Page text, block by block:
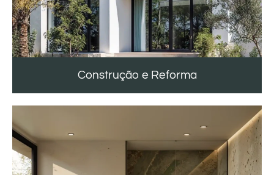
Construção e Reforma